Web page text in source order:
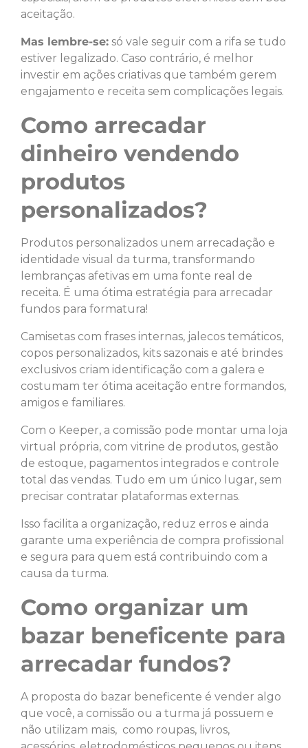
aceitação.
Mas lembre-se: só vale seguir com a rifa se tudo
estiver legalizado. Caso contrário, é melhor
investir em ações criativas que também gerem
engajamento e receita sem complicações legais.
Como arrecadar
dinheiro vendendo
produtos
personalizados?
Produtos personalizados unem arrecadação e
identidade visual da turma, transformando
lembranças afetivas em uma fonte real de
receita. É uma ótima estratégia para arrecadar
fundos para formatura!
Camisetas com frases internas, jalecos temáticos,
copos personalizados, kits sazonais e até brindes
exclusivos criam identificação com a galera e
costumam ter ótima aceitação entre formandos,
amigos e familiares.
Com o Keeper, a comissão pode montar uma loja
virtual própria, com vitrine de produtos, gestão
de estoque, pagamentos integrados e controle
total das vendas. Tudo em um único lugar, sem
precisar contratar plataformas externas.
Isso facilita a organização, reduz erros e ainda
garante uma experiência de compra profissional
e segura para quem está contribuindo com a
causa da turma.
Como organizar um
bazar beneficente para
arrecadar fundos?
A proposta do bazar beneficente é vender algo
que você, a comissão ou a turma já possuem e
não utilizam mais, como roupas, livros,